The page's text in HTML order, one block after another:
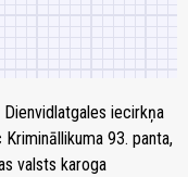
iecirkņa
93. panta,
valsts karoga